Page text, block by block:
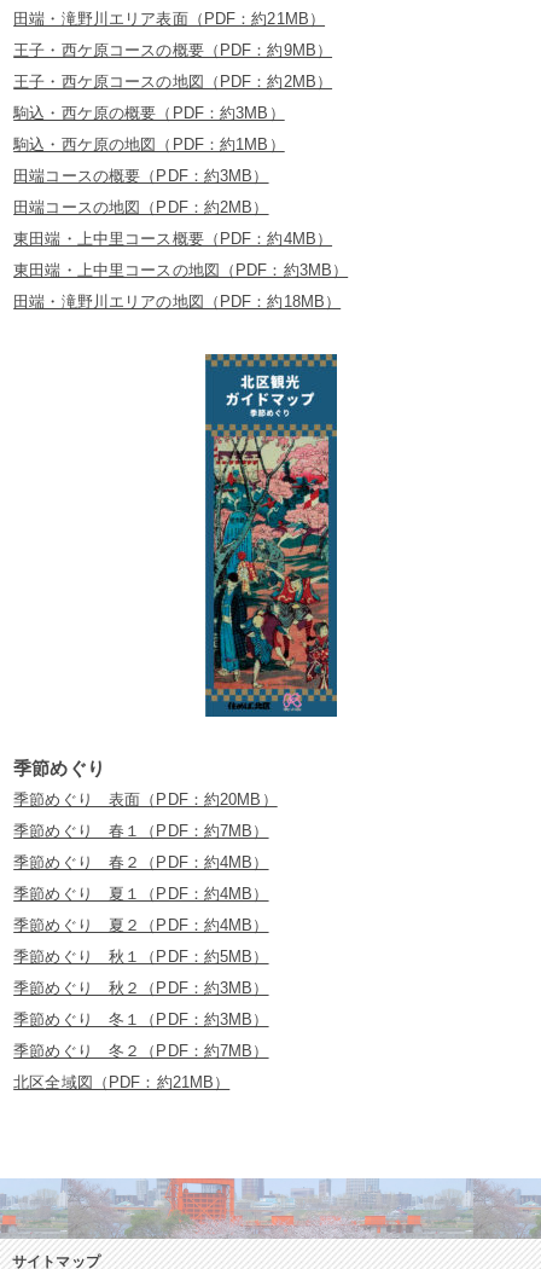
田端・滝野川エリア表面（PDF：約21MB）
王子・西ケ原コースの概要（PDF：約9MB）
王子・西ケ原コースの地図（PDF：約2MB）
駒込・西ケ原の概要（PDF：約3MB）
駒込・西ケ原の地図（PDF：約1MB）
田端コースの概要（PDF：約3MB）
田端コースの地図（PDF：約2MB）
東田端・上中里コース概要（PDF：約4MB）
東田端・上中里コースの地図（PDF：約3MB）
田端・滝野川エリアの地図（PDF：約18MB）
季節めぐり
季節めぐり 表面（PDF：約20MB）
季節めぐり 春１（PDF：約7MB）
季節めぐり 春２（PDF：約4MB）
季節めぐり 夏１（PDF：約4MB）
季節めぐり 夏２（PDF：約4MB）
季節めぐり 秋１（PDF：約5MB）
季節めぐり 秋２（PDF：約3MB）
季節めぐり 冬１（PDF：約3MB）
季節めぐり 冬２（PDF：約7MB）
北区全域図（PDF：約21MB）
サイトマップ